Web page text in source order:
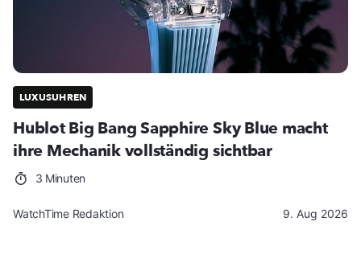
LUXUSUHREN
Hublot Big Bang Sapphire Sky Blue macht
ihre Mechanik vollständig sichtbar
3 Minuten
WatchTime Redaktion 9. Aug 2026